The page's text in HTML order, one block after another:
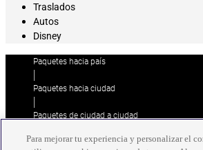
Traslados
Autos
Disney
Paquetes hacia país
|
Paquetes hacia ciudad
|
Paquetes de ciudad a ciudad
Paquetes de ciudad a país
Para mejorar tu experiencia y personalizar el